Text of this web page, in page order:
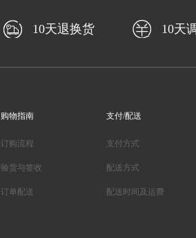
10天退换货 10天
购物指南
订购流程
验货与签收
订单配送
支付/配送
支付方式
配送方式
配送时间及运费